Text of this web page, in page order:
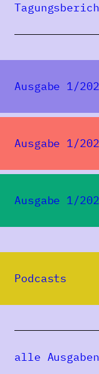
Ausgabe 1/
Ausgabe 1/
Ausgabe 1/
Podcasts
alle Ausgaben